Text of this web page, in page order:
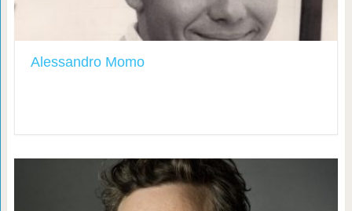
Alessandro Momo